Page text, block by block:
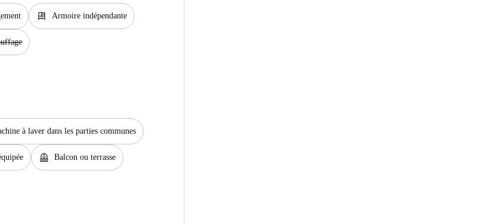
dresser Armoire indépendante
à laver dans les parties communes
balcony Balcon ou terrasse